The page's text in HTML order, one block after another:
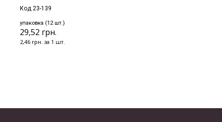
Код 23-139
упаковка (12 шт.)
29,52 грн.
2,46 грн. за 1 шт.